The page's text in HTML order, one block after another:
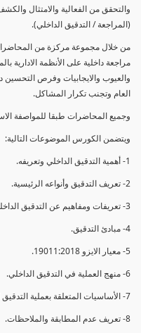
والتحقق من الفعالية والامتثال
(المراجعة / التدقيق الداخلي).
من خلال مجموعة مركزة من
مراجعة داخلية على الأنظمة
والعيوب والايجابيات وفرص التحسين
العام وتجنب تكرار المشاكل.
وجميع المحاضرات طبقا للمواصفة الاسترشادية
ويتضمن الكورس الموضوعات التالية:
1- أهمية التدقيق الداخلي وتعريفه.
2- تعريف التدقيق وأنواعه الرئيسية.
3- تعريفات ومفاهيم عن التدقيق الداخلي.
4- مبادئ التدقيق.
5- معيار الايزو 19011:2018.
6- منهج العملية في التدقيق الداخلي.
7- الأساسيات المتعلقة بعملية التدقيق الداخلي.
8- تعريف عدم المطابقة والملاحظات.